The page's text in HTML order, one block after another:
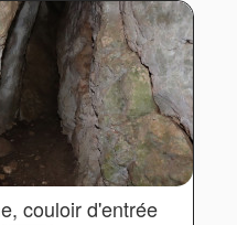
couloir d'entrée